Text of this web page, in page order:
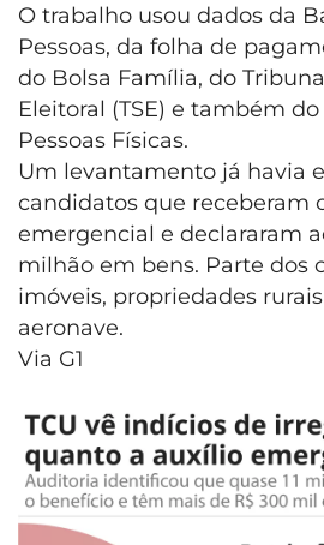
O trabalho usou dados da
Pessoas, da folha de
do Bolsa Família, do
Eleitoral (TSE) e também
Pessoas Físicas.
Um levantamento já havia
candidatos que receberam
emergencial e declararam
milhão em bens. Parte dos
imóveis, propriedades
aeronave.
Via G1